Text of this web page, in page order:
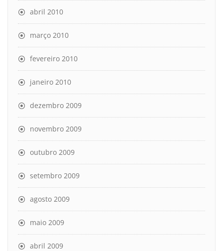
abril 2010
março 2010
fevereiro 2010
janeiro 2010
dezembro 2009
novembro 2009
outubro 2009
setembro 2009
agosto 2009
maio 2009
abril 2009